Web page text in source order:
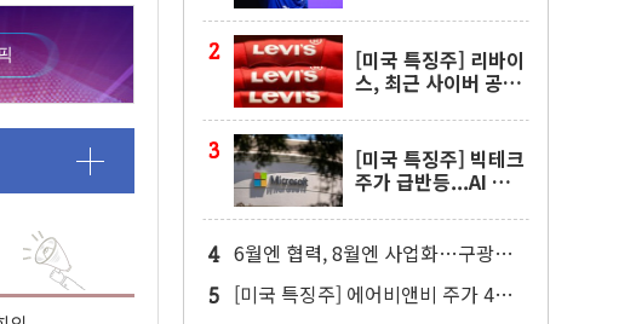
강행
[미국 특징주] 리바이
스, 최근 사이버 공격
실 공개
[미국 특징주] 빅테크
주가 급반등...AI 불안
아나
6월엔 협력, 8월엔 사업화…구광모·
젠슨 황 두 번째 담판
[미국 특징주] 에어비앤비 주가 4년